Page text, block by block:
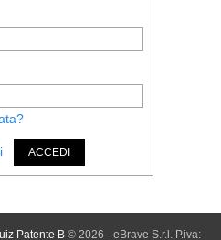
ACCEDI
Patente B© 2026 - eBrave S.r.l. P.iva: